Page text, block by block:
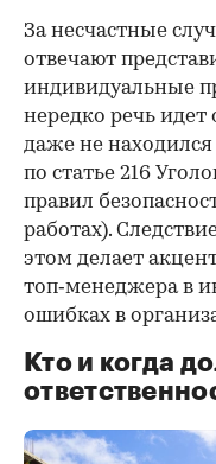
За несчастные
отвечают
индивидуальные
нередко речь идет
даже не
по статье 216
правил
работах).
этом делает
топ‑менеджера в
ошибках в
Кто и когда